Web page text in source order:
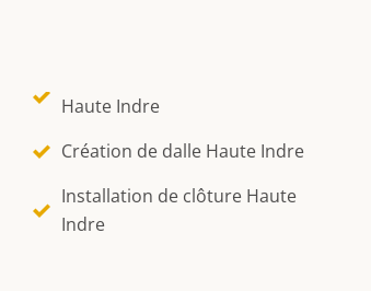
Haute Indre
Création de dalle Haute Indre
Installation de clôture Haute
Indre